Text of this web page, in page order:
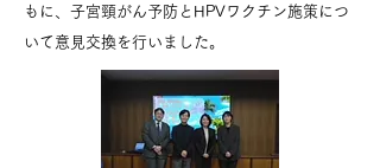
もに、子宮頸がん予防とHPVワクチン施策につ
いて意見交換を行いました。